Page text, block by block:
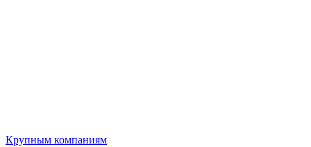
Крупным компаниям